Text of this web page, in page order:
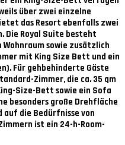
über zwei einzelne
das Resort ebenfalls zwei
Die Royal Suite besteht
Wohnraum sowie zusätzlich
mit King Size Bett und ein
Für gehbehinderte Gäste
Zimmer, die ca. 35 qm
Size-Bett sowie ein Sofa
besonders große Drehfläche
die Bedürfnisse von
ist ein 24-h-Room-